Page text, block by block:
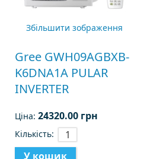
Збільшити зображення
Gree GWH09AGBXB-
K6DNA1A PULAR
INVERTER
Ціна:24320.00 грн
Кількість: